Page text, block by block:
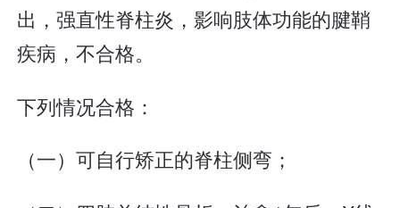
出，强直性脊柱炎，影响肢体功能的腱鞘
疾病，不合格。
下列情况合格：
（一）可自行矫正的脊柱侧弯；